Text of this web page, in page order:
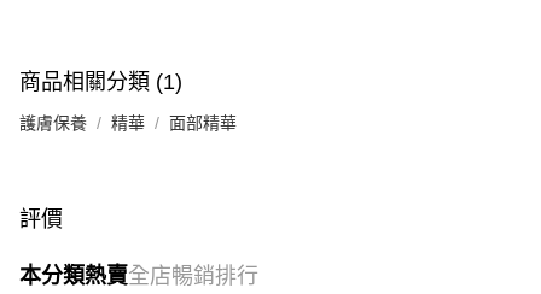
相關說明
銀行匯款 請將存款存到以下銀行帳戶，並於存款單據寫上訂單編號後電郵至
eshop@colourmix-cosmetics.com** **我們不會處理沒有提供存款單據的訂
送貨方式
每筆HK$30.00，滿HK$580.00或以上免運費
商品相關分類 (1)
護膚保養 精華 面部精華
評價
本分類熱賣全店暢銷排行